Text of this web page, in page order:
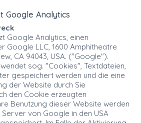
Google Analytics
Google Analytics, einen
Google LLC, 1600 Amphitheatre
CA 94043, USA. ("Google").
sog. "Cookies", Textdateien,
gespeichert werden und die eine
der Website durch Sie
den Cookie erzeugten
Benutzung dieser Website werden
von Google in den USA